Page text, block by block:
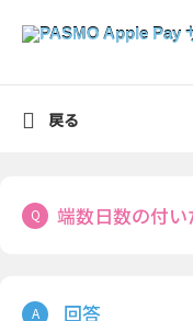
端数日数の付い
戻る